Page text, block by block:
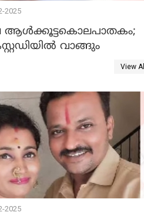
2025
ആൾക്കൂട്ടകൊലപാതകം;
വാങ്ങും
View All
2025